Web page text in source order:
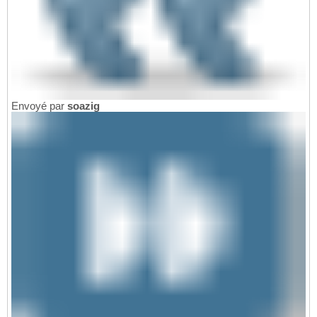
	F_ARTICLE.FA_CodeFamille,
	F_DEPOT.DE_Intitule,
	F_ARTSTOCK.AS_QteSto
Envoyé par soazig